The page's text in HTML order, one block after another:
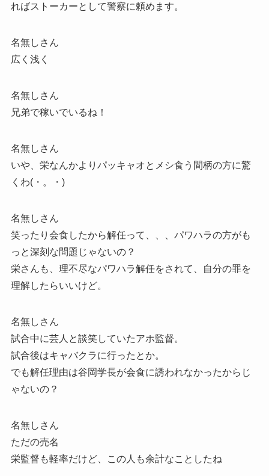
ればストーカーとして警察に頼めます。
名無しさん
広く浅く
名無しさん
兄弟で稼いでいるね！
名無しさん
いや、栄なんかよりパッキャオとメシ食う間柄の方に驚
くわ(・。・)
名無しさん
笑ったり会食したから解任って、、、パワハラの方がも
っと深刻な問題じゃないの？
栄さんも、理不尽なパワハラ解任をされて、自分の罪を
理解したらいいけど。
名無しさん
試合中に芸人と談笑していたアホ監督。
試合後はキャバクラに行ったとか。
でも解任理由は谷岡学長が会食に誘われなかったからじ
ゃないの？
名無しさん
ただの売名
栄監督も軽率だけど、この人も余計なことしたね